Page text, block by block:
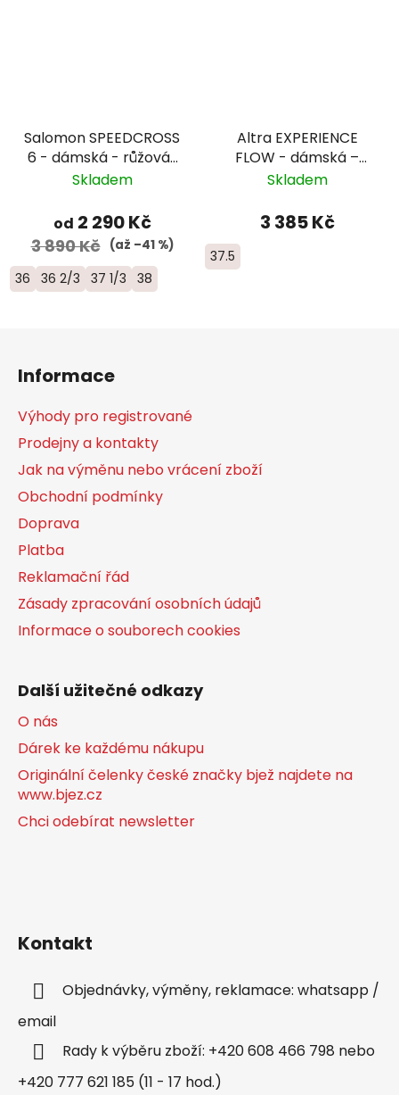
Salomon SPEEDCROSS
6 - dámská - růžová/
červená
Skladem
od 2 290 Kč
3 890 Kč (až –41 %)
36 36 2/3 37 1/3 38
Altra EXPERIENCE
FLOW - dámská –
bílá/oranžová
Skladem
3 385 Kč
37.5
Informace
Výhody pro registrované
Prodejny a kontakty
Jak na výměnu nebo vrácení zboží
Obchodní podmínky
Doprava
Platba
Reklamační řád
Zásady zpracování osobních údajů
Informace o souborech cookies
Další užitečné odkazy
O nás
Dárek ke každému nákupu
Originální čelenky české značky bjež najdete na
www.bjez.cz
Chci odebírat newsletter
Kontakt
Objednávky, výměny, reklamace: whatsapp /
email
Rady k výběru zboží: +420 608 466 798 nebo
+420 777 621 185 (11 - 17 hod.)